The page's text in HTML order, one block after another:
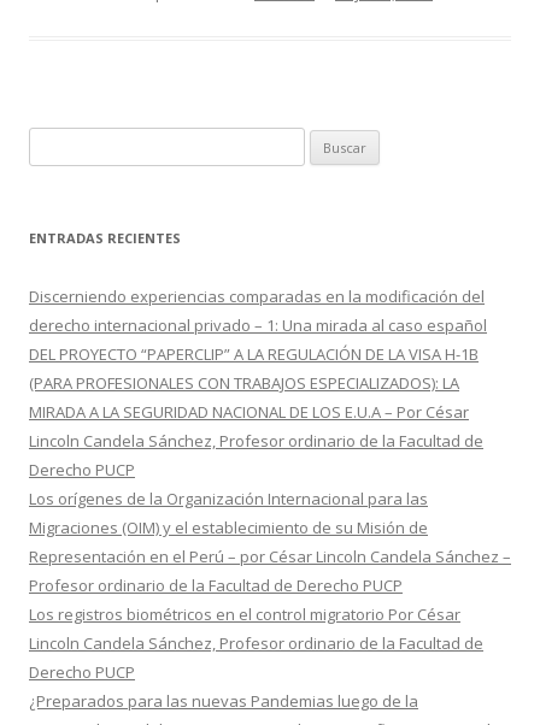
o
k
ti
r
u
c
r
ENTRADAS RECIENTES
Discerniendo experiencias comparadas en la modificación del
derecho internacional privado – 1: Una mirada al caso español
DEL PROYECTO “PAPERCLIP” A LA REGULACIÓN DE LA VISA H-1B
(PARA PROFESIONALES CON TRABAJOS ESPECIALIZADOS): LA
MIRADA A LA SEGURIDAD NACIONAL DE LOS E.U.A – Por César
Lincoln Candela Sánchez, Profesor ordinario de la Facultad de
Derecho PUCP
Los orígenes de la Organización Internacional para las
Migraciones (OIM) y el establecimiento de su Misión de
Representación en el Perú – por César Lincoln Candela Sánchez –
Profesor ordinario de la Facultad de Derecho PUCP
Los registros biométricos en el control migratorio Por César
Lincoln Candela Sánchez, Profesor ordinario de la Facultad de
Derecho PUCP
¿Preparados para las nuevas Pandemias luego de la